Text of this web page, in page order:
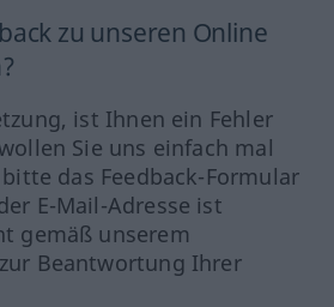
zu unseren Online
ist Ihnen ein Fehler
Sie uns einfach mal
das Feedback-Formular
E-Mail-Adresse ist
gemäß unserem
Beantwortung Ihrer